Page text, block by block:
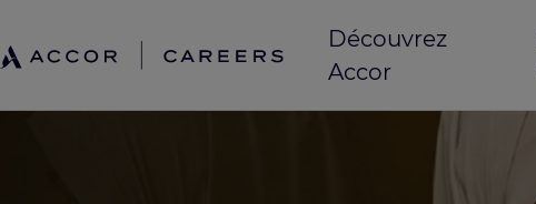
Découvrez
Accor